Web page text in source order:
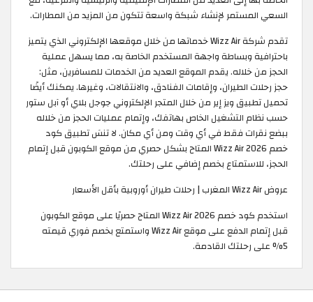
السعي المستمر لإنشاء شبكة واسعة تتكون من المزيد من المطارات.
تقدم شركة Wizz Air خدماتها من خلال موقعها الإلكتروني الذي يتميز
باحترافية وبساطة واجهة المستخدم الخاصة به، مما يسهل عملية
الحجز من خلاله. يقدم الموقع العديد من الخدمات للمسافرين، مثل:
حجز رحلات الطيران، وإقامات الفنادق، والانتقالات، وغيرها. يمكنك أيضًا
تحميل تطبيق ويز إير من خلال المتجر الإلكتروني جوجل بلاي أو آبل ستور
حسب نظام التشغيل الخاص بهاتفك، وإتمام عمليات الحجز من خلاله
ببضع نقرات فقط في أي وقت ومن أي مكان. لا تنسَ تطبيق كود
خصم Wizz Air 2026 المتاح بشكل حصري من موقع الكوبون قبل إتمام
الحجز، للاستمتاع بخصم إضافي على رحلتك.
عروض Wizz Air المغرب | رحلات طيران أوروبية بأقل الأسعار
استخدم كود خصم Wizz Air 2026 المتاح حصريًا على موقع الكوبون
قبل إتمام الدفع على موقع Wizz Air واستمتع بخصم فوري قيمته
5% على رحلتك القادمة.